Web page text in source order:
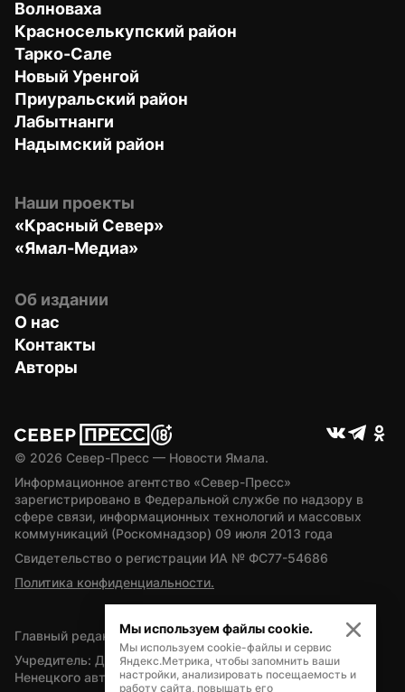
Волноваха
Красноселькупский район
Тарко-Сале
Новый Уренгой
Приуральский район
Лабытнанги
Надымский район
Наши проекты
«Красный Север»
«Ямал-Медиа»
Об издании
О нас
Контакты
Авторы
© 2026 Север-Пресс — Новости Ямала.
Информационное агентство «Север-Пресс»
зарегистрировано в Федеральной службе по надзору в
сфере связи, информационных технологий и массовых
коммуникаций (Роскомнадзор) 09 июля 2013 года
Свидетельство о регистрации ИА № ФС77-54686
Политика конфиденциальности.
Главный редактор — А.Л. Поздеев
Учредитель: Департамент внутренней политики Ямало-
Ненецкого автономного округа
Мы используем файлы cookie.
Мы используем cookie-файлы и сервис
Яндекс.Метрика, чтобы запомнить ваши
настройки, анализировать посещаемость и
работу сайта, повышать его